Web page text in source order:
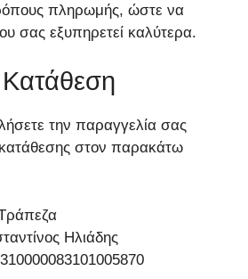
πληρωμής, ώστε να
σας εξυπηρετεί καλύτερα.
την παραγγελία σας
στον παρακάτω
Ηλιάδης